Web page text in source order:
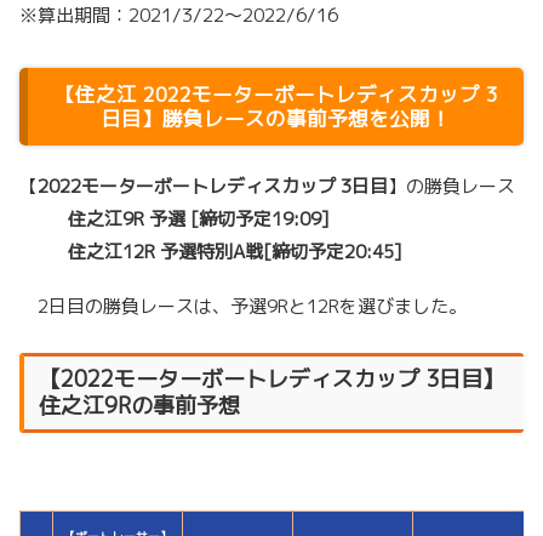
※算出期間：2021/3/22～2022/6/16
【住之江 2022モーターボートレディスカップ3
日目】勝負レースの事前予想を公開！
【2022モーターボートレディスカップ3日目】の勝負レース
住之江9R 予選 [締切予定19:09]
住之江12R 予選特別A戦[締切予定20:45]
2日目の勝負レースは、予選9Rと12Rを選びました。
【2022モーターボートレディスカップ3日目】
住之江9Rの事前予想